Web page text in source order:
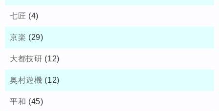
七匠 (4)
京楽 (29)
大都技研 (12)
奥村遊機 (12)
平和 (45)